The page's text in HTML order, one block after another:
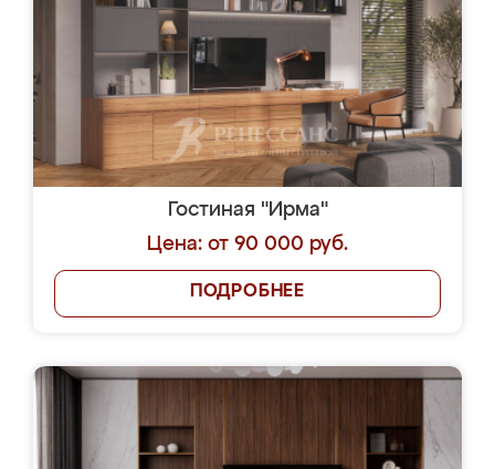
Гостиная "Ирма"
Цена: от 90 000 руб.
ПОДРОБНЕЕ